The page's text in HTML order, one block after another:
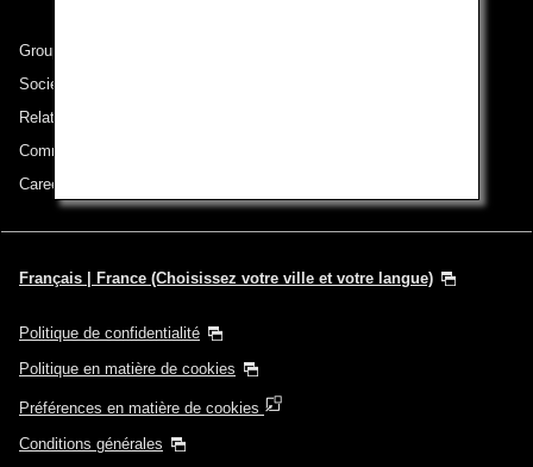
Groupe ANA
Sociétés du groupe
Relations avec les investisseurs
Communiqué de presse
Careers (English Only)
Français | France (Choisissez votre ville et votre langue)
Politique de confidentialité
Politique en matière de cookies
Préférences en matière de cookies
Conditions générales